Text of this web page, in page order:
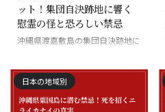
ット！集団自決跡地に響く
慰霊の怪と恐ろしい禁忌
沖縄県渡嘉敷島の集団自決跡地に
日本の地域別